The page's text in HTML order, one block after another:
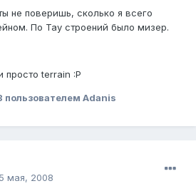
не поверишь, сколько я всего
По Тау строений было мизер.
просто terrain :P
пользователем Adanis
мая, 2008